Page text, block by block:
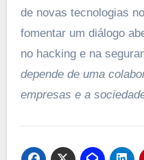
de novas tecnologias
fomentar um diálogo
no hacking e na
depende de uma
empresas e a